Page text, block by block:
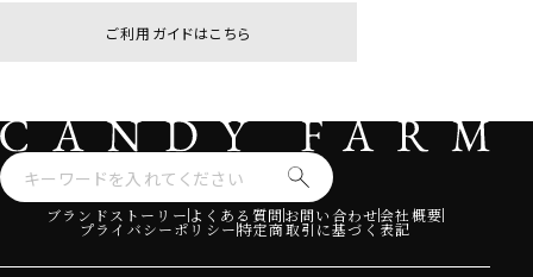
ご利用ガイドはこちら
ブランドストーリーよくある質問お問い合わせ会社概要
プライバシーポリシー特定商取引に基づく表記